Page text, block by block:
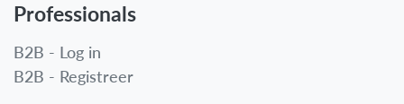
Professionals
B2B - Log in
B2B - Registreer